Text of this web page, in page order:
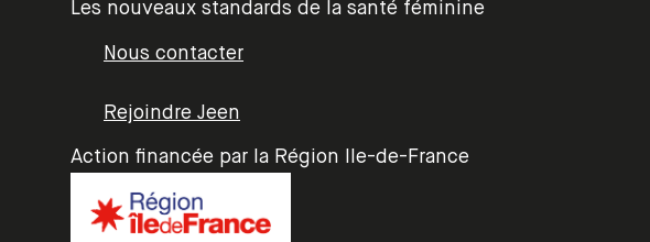
Les nouveaux standards de la santé féminine
Nous contacter
Rejoindre Jeen
Action financée par la Région Ile-de-France